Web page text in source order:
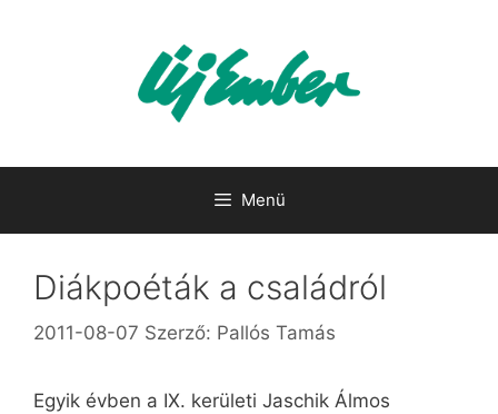
Menü
Diákpoéták a családról
2011-08-07 Szerző: Pallós Tamás
Egyik évben a IX. kerületi Jaschik Álmos